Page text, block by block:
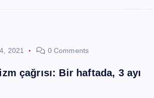
2021 0 Comments
çağrısı: Bir haftada, 3 ayı